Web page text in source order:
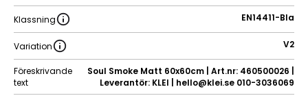
Klassning EN14411-BIa
Variation V2
Föreskrivande
text
Soul Smoke Matt 60x60cm | Art.nr: 460500026 |
Leverantör: KLEI | hello@klei.se 010-3036069